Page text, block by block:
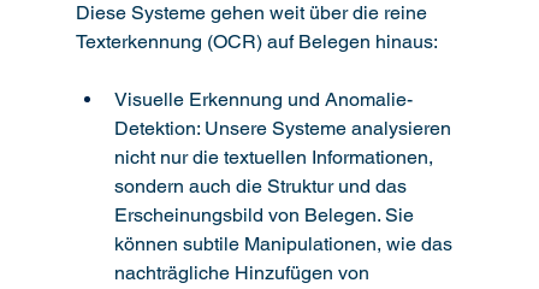
Diese Systeme gehen weit über die reine
Texterkennung (OCR) auf Belegen hinaus:
Visuelle Erkennung und Anomalie-
Detektion: Unsere Systeme analysieren
nicht nur die textuellen Informationen,
sondern auch die Struktur und das
Erscheinungsbild von Belegen. Sie
können subtile Manipulationen, wie das
nachträgliche Hinzufügen von